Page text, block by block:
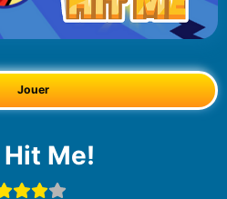
Jouer
Hit Me!